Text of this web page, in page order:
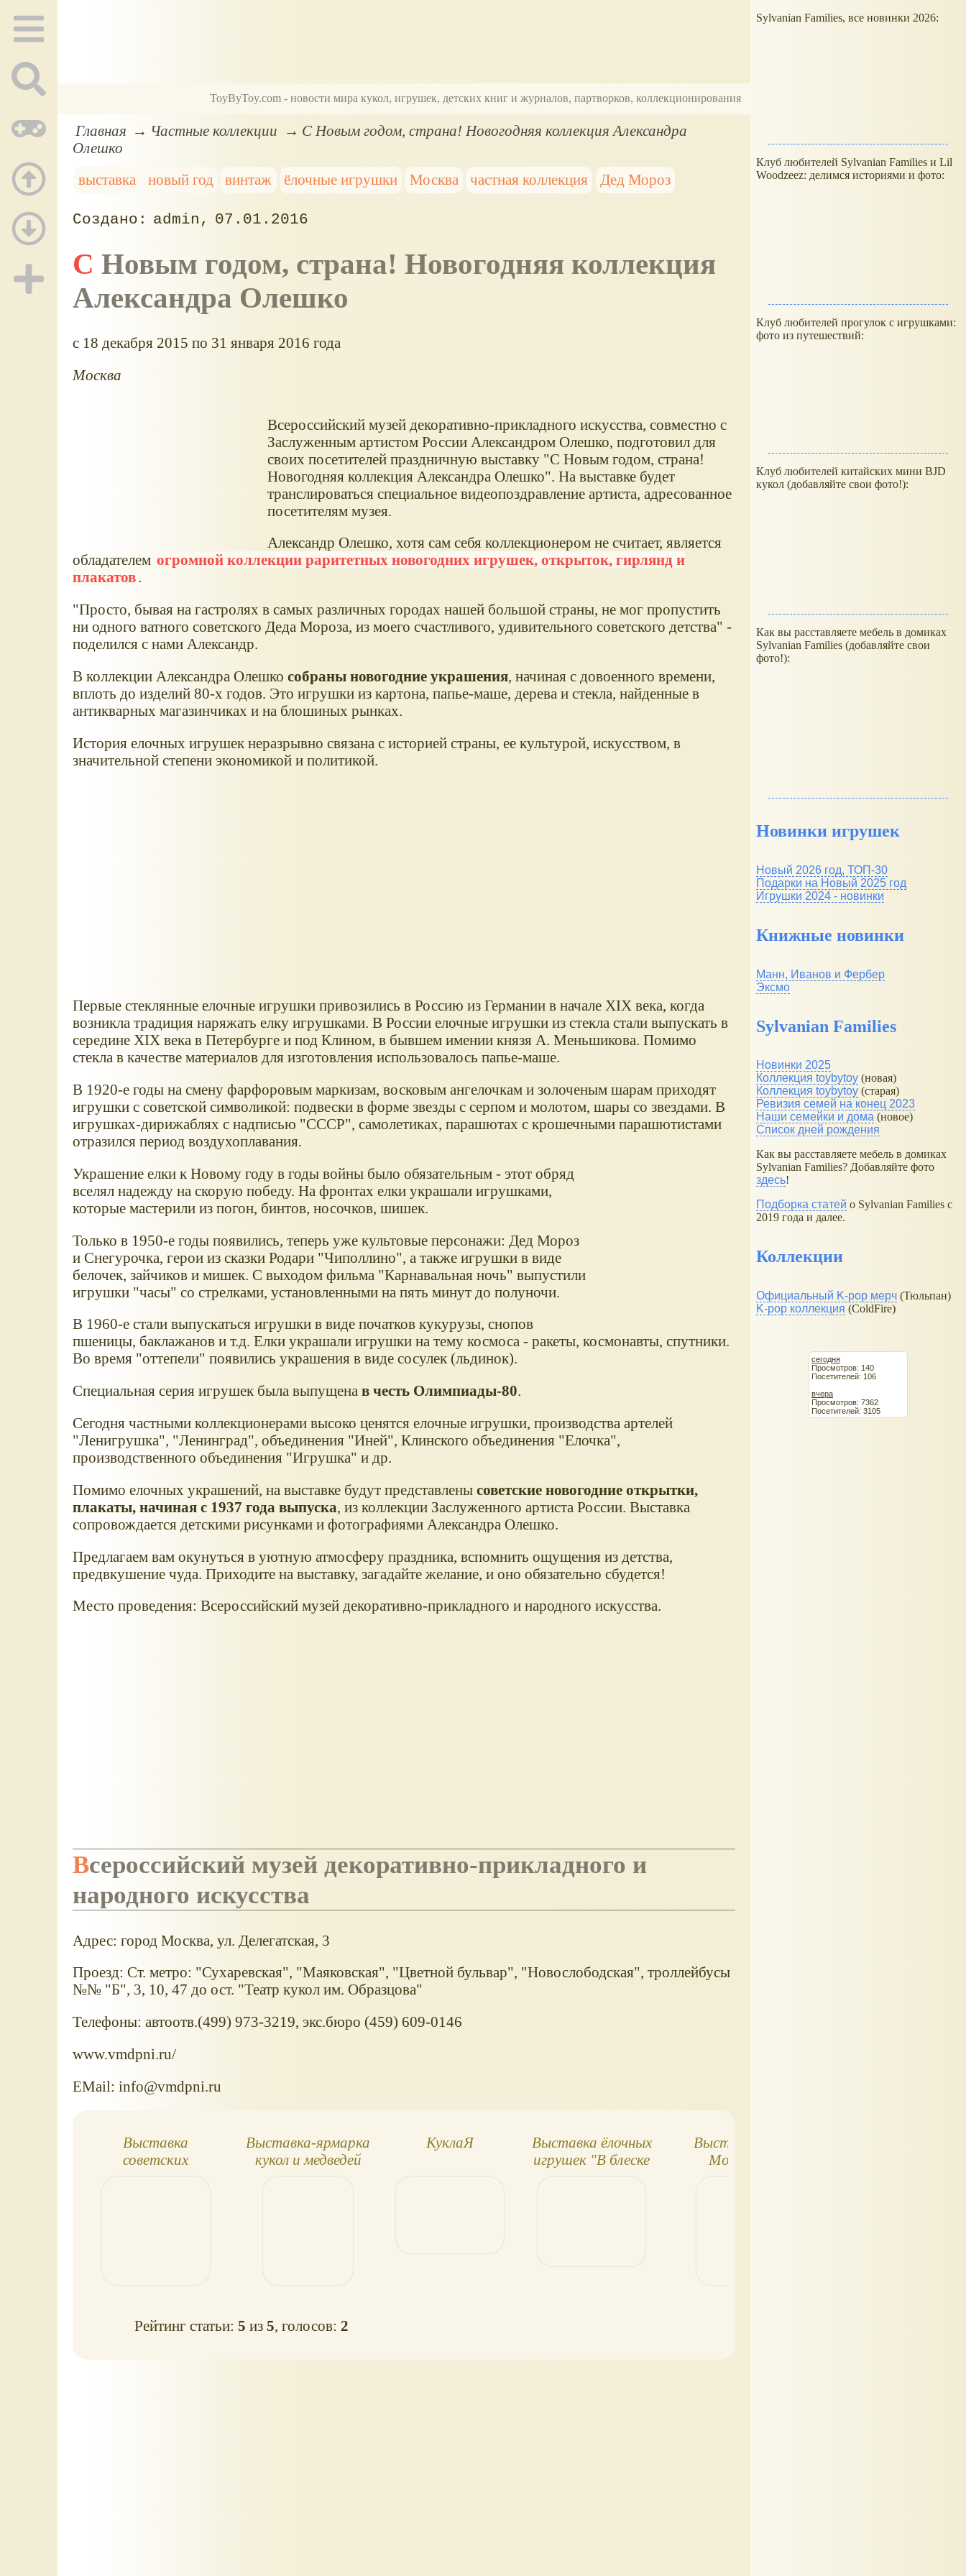
ToyByToy.com - новости мира кукол, игрушек, детских книг и журналов, партворков, коллекционирования
Главная Частные коллекции
С Новым годом, страна! Новогодняя коллекция Александра
Олешко
выставка
новый год винтаж ёлочные игрушки Москва частная коллекция Дед Мороз
admin 07.01.2016
С Новым годом, страна! Новогодняя коллекция
Александра Олешко
c 18 декабря 2015 по 31 января 2016 года
Москва
Всероссийский музей декоративно-прикладного искусства, совместно с
Заслуженным артистом России Александром Олешко, подготовил для
своих посетителей праздничную выставку "С Новым годом, страна!
Новогодняя коллекция Александра Олешко". На выставке будет
транслироваться специальное видеопоздравление артиста, адресованное
посетителям музея.
Александр Олешко, хотя сам себя коллекционером не считает, является
обладателем огромной коллекции раритетных новогодних игрушек, открыток, гирлянд и
плакатов.
"Просто, бывая на гастролях в самых различных городах нашей большой страны, не мог пропустить
ни одного ватного советского Деда Мороза, из моего счастливого, удивительного советского детства" -
поделился с нами Александр.
В коллекции Александра Олешко собраны новогодние украшения, начиная с довоенного времени,
вплоть до изделий 80-х годов. Это игрушки из картона, папье-маше, дерева и стекла, найденные в
антикварных магазинчиках и на блошиных рынках.
История елочных игрушек неразрывно связана с историей страны, ее культурой, искусством, в
значительной степени экономикой и политикой.
Первые стеклянные елочные игрушки привозились в Россию из Германии в начале ХIX века, когда
возникла традиция наряжать елку игрушками. В России елочные игрушки из стекла стали выпускать в
середине XIX века в Петербурге и под Клином, в бывшем имении князя А. Меньшикова. Помимо
стекла в качестве материалов для изготовления использовалось папье-маше.
В 1920-е годы на смену фарфоровым маркизам, восковым ангелочкам и золоченым шарам приходят
игрушки с советской символикой: подвески в форме звезды с серпом и молотом, шары со звездами. В
игрушках-дирижаблях с надписью "СССР", самолетиках, парашютах с крошечными парашютистами
отразился период воздухоплавания.
Украшение елки к Новому году в годы войны было обязательным - этот обряд
вселял надежду на скорую победу. На фронтах елки украшали игрушками,
которые мастерили из погон, бинтов, носочков, шишек.
Только в 1950-е годы появились, теперь уже культовые персонажи: Дед Мороз
и Снегурочка, герои из сказки Родари "Чиполлино", а также игрушки в виде
белочек, зайчиков и мишек. С выходом фильма "Карнавальная ночь" выпустили
игрушки "часы" со стрелками, установленными на пять минут до полуночи.
В 1960-е стали выпускаться игрушки в виде початков кукурузы, снопов
пшеницы, баклажанов и т.д. Елки украшали игрушки на тему космоса - ракеты, космонавты, спутники.
Во время "оттепели" появились украшения в виде сосулек (льдинок).
Специальная серия игрушек была выпущена в честь Олимпиады-80.
Сегодня частными коллекционерами высоко ценятся елочные игрушки, производства артелей
"Ленигрушка", "Ленинград", объединения "Иней", Клинского объединения "Елочка",
производственного объединения "Игрушка" и др.
Помимо елочных украшений, на выставке будут представлены советские новогодние открытки,
плакаты, начиная с 1937 года выпуска, из коллекции Заслуженного артиста России. Выставка
сопровождается детскими рисунками и фотографиями Александра Олешко.
Предлагаем вам окунуться в уютную атмосферу праздника, вспомнить ощущения из детства,
предвкушение чуда. Приходите на выставку, загадайте желание, и оно обязательно сбудется!
Место проведения: Всероссийский музей декоративно-прикладного и народного искусства.
Всероссийский музей декоративно-прикладного и
народного искусства
Адрес: город Москва, ул. Делегатская, 3
Проезд: Ст. метро: "Сухаревская", "Маяковская", "Цветной бульвар", "Новослободская", троллейбусы
№№ "Б", 3, 10, 47 до ост. "Театр кукол им. Образцова"
Телефоны: автоотв.(499) 973-3219, экс.бюро (459) 609-0146
www.vmdpni.ru/
EMail: info@vmdpni.ru
Выставка
советских
Выставка-ярмарка
кукол и медведей
КуклаЯ
Выставка ёлочных
игрушек "В блеске
Выставка «Дед
Мороз, его
Рейтинг статьи:5 из5, голосов:2
Sylvanian Families, все новинки 2026:
Клуб любителей Sylvanian Families и Lil
Woodzeez: делимся историями и фото:
Клуб любителей прогулок с игрушками:
фото из путешествий:
Клуб любителей китайских мини BJD
кукол (добавляйте свои фото!):
Как вы расставляете мебель в домиках
Sylvanian Families (добавляйте свои
фото!):
Новинки игрушек
Новый 2026 год, ТОП-30
Подарки на Новый 2025 год
Игрушки 2024 - новинки
Книжные новинки
Манн, Иванов и Фербер
Эксмо
Sylvanian Families
Новинки 2025
Коллекция toybytoy (новая)
Коллекция toybytoy (старая)
Ревизия семей на конец 2023
Наши семейки и дома (новое)
Список дней рождения
Как вы расставляете мебель в домиках
Sylvanian Families? Добавляйте фото
здесь!
Подборка статей о Sylvanian Families с
2019 года и далее.
Коллекции
Официальный K-pop мерч (Тюльпан)
K-pop коллекция (ColdFire)
сегодня
Просмотров: 140
Посетителей: 106
вчера
Просмотров: 7362
Посетителей: 3105